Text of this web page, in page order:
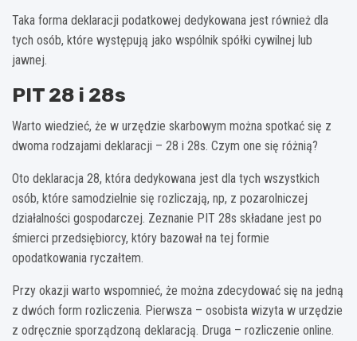
Taka forma deklaracji podatkowej dedykowana jest również dla
tych osób, które występują jako wspólnik spółki cywilnej lub
jawnej.
PIT 28 i 28s
Warto wiedzieć, że w urzędzie skarbowym można spotkać się z
dwoma rodzajami deklaracji – 28 i 28s. Czym one się różnią?
Oto deklaracja 28, która dedykowana jest dla tych wszystkich
osób, które samodzielnie się rozliczają, np, z pozarolniczej
działalności gospodarczej. Zeznanie PIT 28s składane jest po
śmierci przedsiębiorcy, który bazował na tej formie
opodatkowania ryczałtem.
Przy okazji warto wspomnieć, że można zdecydować się na jedną
z dwóch form rozliczenia. Pierwsza – osobista wizyta w urzędzie
z odręcznie sporządzoną deklaracją. Druga – rozliczenie online.